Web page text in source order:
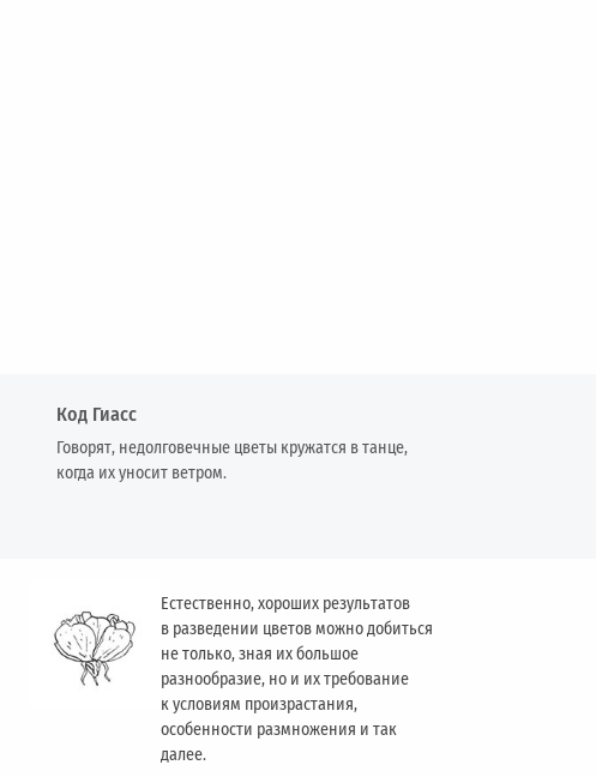
Код Гиасс
Говорят, недолговечные цветы кружатся в танце,
когда их уносит ветром.
Естественно, хороших результатов
в разведении цветов можно добиться
не только, зная их большое
разнообразие, но и их требование
к условиям произрастания,
особенности размножения и так
далее.